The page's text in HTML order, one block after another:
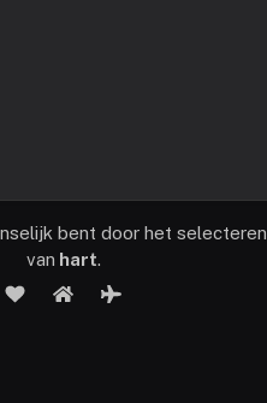
bent door het selecteren
van hart.